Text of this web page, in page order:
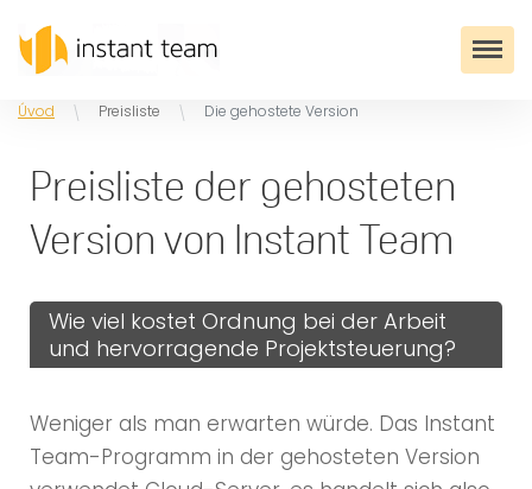
Úvod Preisliste Die gehostete Version
Preisliste der gehosteten
Version von Instant Team
Wie viel kostet Ordnung bei der Arbeit
und hervorragende Projektsteuerung?
Weniger als man erwarten würde. Das Instant
Team-Programm in der gehosteten Version